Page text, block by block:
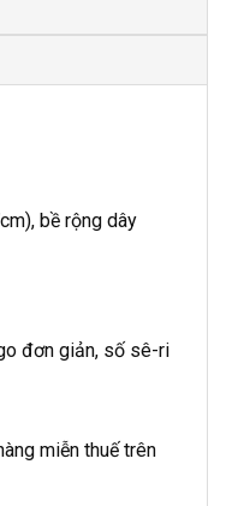
bề rộng dây
đơn giản, số sê-ri
miễn thuế trên